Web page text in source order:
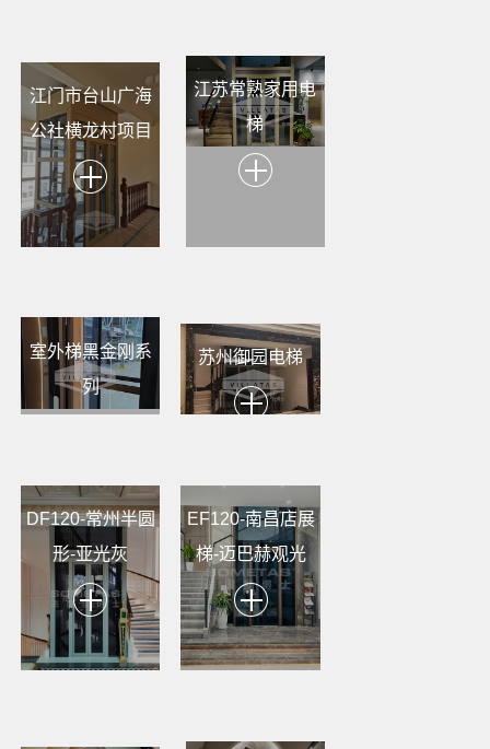
江门市台山广海
公社横龙村项目
江苏常熟家用电
梯
室外梯黑金刚系
列
苏州御园电梯
DF120-常州半圆
形-亚光灰
EF120-南昌店展
梯-迈巴赫观光